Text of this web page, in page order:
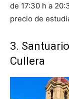
de 17:30 h a
precio de
3.
Cullera